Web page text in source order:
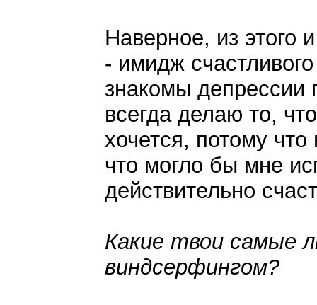
Наверное, из этого
- имидж
знакомы депрессии
всегда делаю то,
хочется, потому что
что могло бы мне
действительно
Какие твои самые
виндсерфингом?